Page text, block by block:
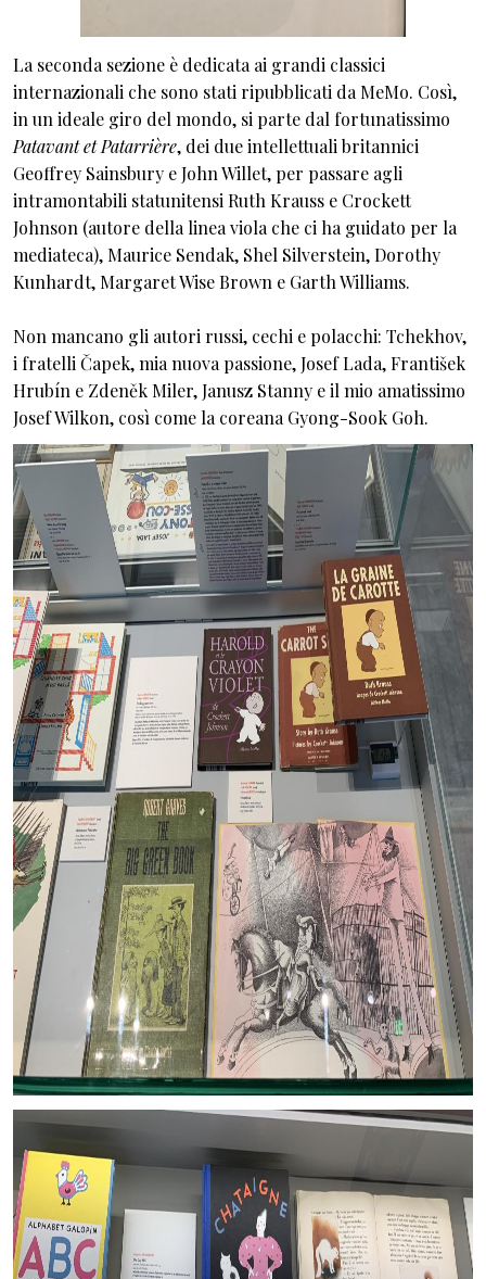
La seconda sezione è dedicata ai grandi classici
internazionali che sono stati ripubblicati da MeMo. Così,
in un ideale giro del mondo, si parte dal fortunatissimo
Patavant et Patarrière, dei due intellettuali britannici
Geoffrey Sainsbury e John Willet, per passare agli
intramontabili statunitensi Ruth Krauss e Crockett
Johnson (autore della linea viola che ci ha guidato per la
mediateca), Maurice Sendak, Shel Silverstein, Dorothy
Kunhardt, Margaret Wise Brown e Garth Williams.
Non mancano gli autori russi, cechi e polacchi: Tchekhov,
i fratelli Čapek, mia nuova passione, Josef Lada, František
Hrubín e Zdeněk Miler, Janusz Stanny e il mio amatissimo
Josef Wilkon, così come la coreana Gyong-Sook Goh.